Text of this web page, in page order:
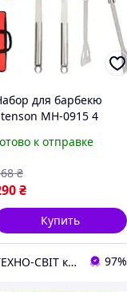
для барбекю
MH-0915 4
к отправке
₴
₴
Купить
ТЕХНО-СВІТ компьютерна техніка, мобільні аксесуари, електронна техніка та багато іншого. 97%